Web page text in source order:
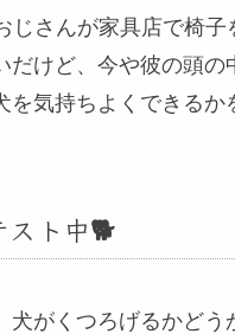
じさんが家具店で椅
だけど、今や彼の頭
を気持ちよくできるか
スト中🐕
犬がくつろげるかどう